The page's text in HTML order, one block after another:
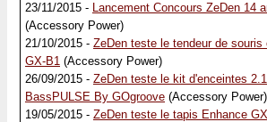
23/11/2015 - Lancement Concours ZeDen 14
(Accessory Power)
21/10/2015 - ZeDen teste le tendeur de
GX-B1 (Accessory Power)
26/09/2015 - ZeDen teste le kit d'enceintes
BassPULSE By GOgroove (Accessory Power)
19/05/2015 - ZeDen teste le tapis Enhance